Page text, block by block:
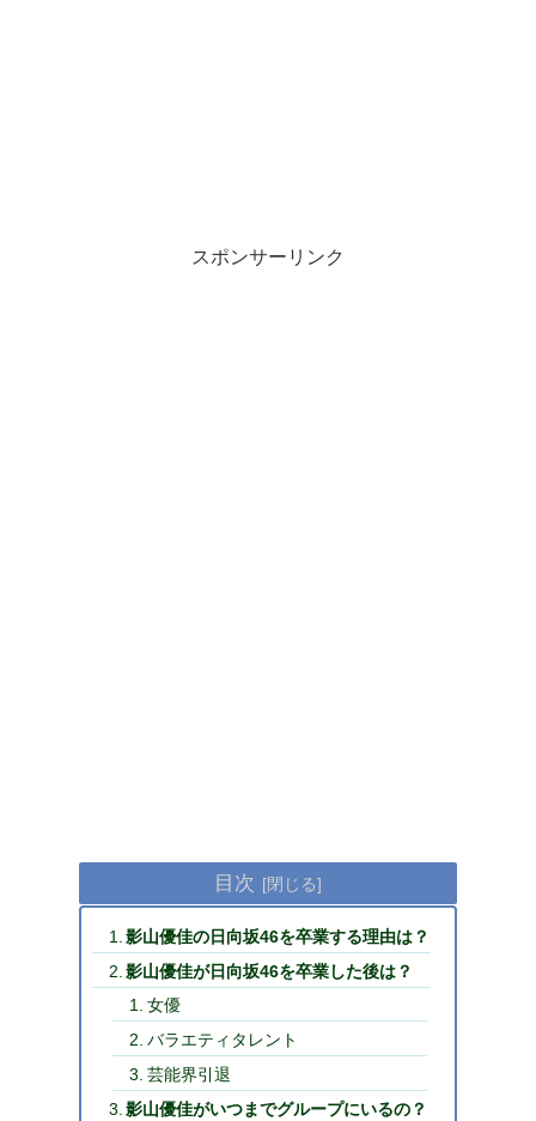
スポンサーリンク
目次
影山優佳の日向坂46を卒業する理由は？
影山優佳が日向坂46を卒業した後は？
女優
バラエティタレント
芸能界引退
影山優佳がいつまでグループにいるの？